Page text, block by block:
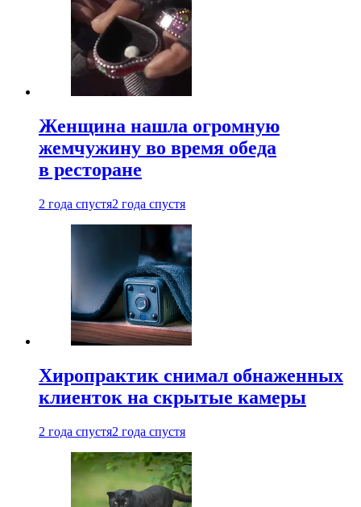
Женщина нашла огромную
жемчужину во время обеда
в ресторане
2 года спустя2 года спустя
Хиропрактик снимал обнаженных
клиенток на скрытые камеры
2 года спустя2 года спустя